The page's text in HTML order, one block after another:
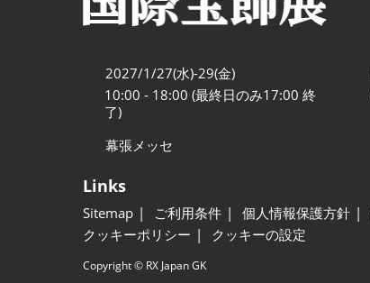
2027/1/27(水)-29(金)
10:00 - 18:00 (最終日のみ17:00 終
了)
幕張メッセ
Links
Sitemap ご利用条件 個人情報保護方針
クッキーポリシー
クッキーの設定
Copyright © RX Japan GK